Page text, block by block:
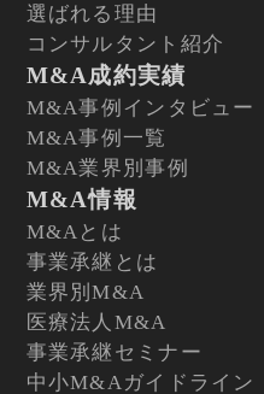
選ばれる理由
コンサルタント紹介
M&A成約実績
M&A事例インタビュー
M&A事例一覧
M&A業界別事例
M&A情報
M&Aとは
事業承継とは
業界別M&A
医療法人M&A
事業承継セミナー
中小M&Aガイドライン